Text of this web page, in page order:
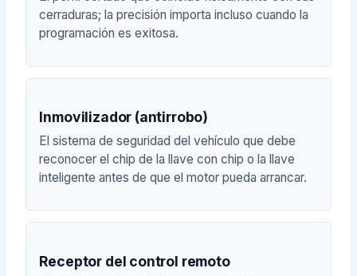
cerraduras; la precisión importa incluso cuando la
programación es exitosa.
Inmovilizador (antirrobo)
El sistema de seguridad del vehículo que debe
reconocer el chip de la llave con chip o la llave
inteligente antes de que el motor pueda arrancar.
Receptor del control remoto